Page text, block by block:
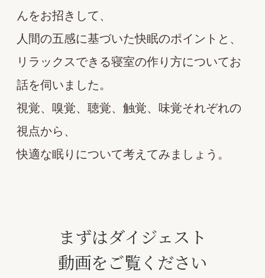
んをお招きして、
人間の五感に基づいた快眠のポイントと、
リラックスできる寝室の作り方についてお
話を伺いました。
視覚、嗅覚、聴覚、触覚、味覚それぞれの
視点から、
快適な眠りについて考えてみましょう。
まずはダイジェスト
動画をご覧ください